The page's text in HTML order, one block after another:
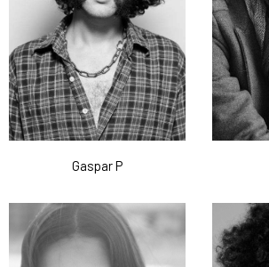
Gaspar P